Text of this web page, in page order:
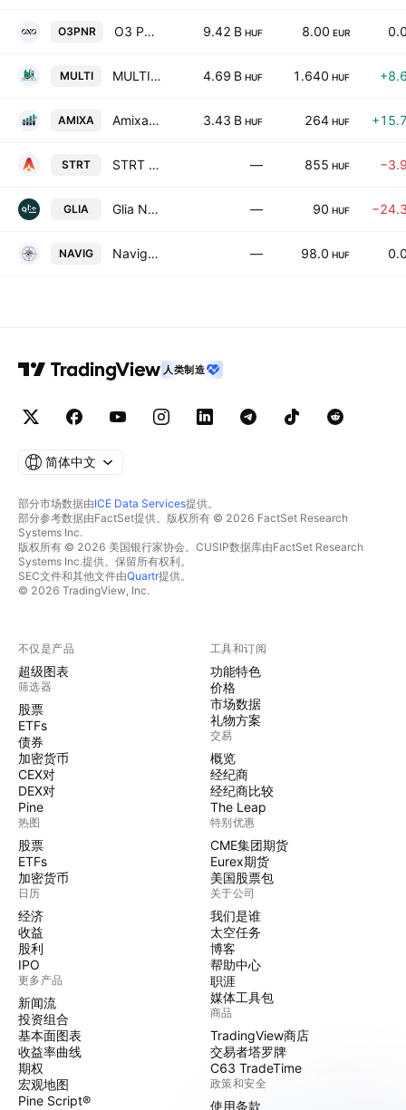
O3PNR O3 Partners NV 9.42 B HUF 8.00 EUR
MULTI MULTIHOME Ingatlanforgalmazo Nyilvanosan Mukodo Reszvenytarsasag 4.69 B HUF 1.640 HUF
AMIXA Amixa Holding Plc 3.43 B HUF 264 HUF
STRT STRT Holding Nyrt. — 855 HUF
GLIA Glia Nova Nyilvanosan Mukodo Reszvenytarsasag — 90 HUF
NAVIG Navigator Investments Nyrt. — 98.0 HUF
人类制造
简体中文
部分市场数据由ICE Data Services提供。
部分参考数据由FactSet提供。版权所有 © 2026 FactSet Research
Systems Inc.
版权所有 © 2026 美国银行家协会。CUSIP数据库由FactSet Research
Systems Inc.提供。保留所有权利。
SEC文件和其他文件由Quartr提供。
© 2026 TradingView, Inc.
不仅是产品
超级图表
筛选器
股票
ETFs
债券
加密货币
CEX对
DEX对
Pine
热图
股票
ETFs
加密货币
日历
经济
收益
股利
IPO
更多产品
新闻流
投资组合
基本面图表
收益率曲线
期权
宏观地图
Pine Script®
工具和订阅
功能特色
价格
市场数据
礼物方案
交易
概览
经纪商
经纪商比较
The Leap
特别优惠
CME集团期货
Eurex期货
美国股票包
关于公司
我们是谁
太空任务
博客
帮助中心
职涯
媒体工具包
商品
TradingView商店
交易者塔罗牌
C63 TradeTime
政策和安全
使用条款